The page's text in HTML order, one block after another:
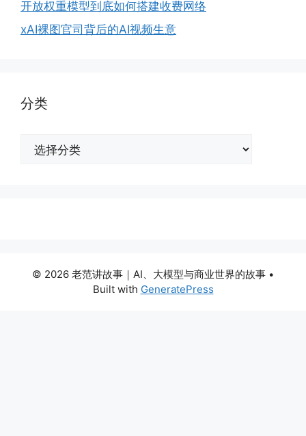
开放权重模型到底如何搭建收费网络
xAI裸图官司背后的AI视频生意
分类
© 2026 老范讲故事｜AI、大模型与商业世界的故事 •
Built with GeneratePress